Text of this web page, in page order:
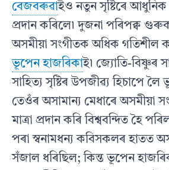
বেজবৰুৱাইও নতুন সৃষ্টিৰে আধুনিক
প্ৰদান কৰিলে৷ দুজনা পৰিপক্ব
অসমীয়া সংগীতক অধিক গতিশীল
ভূপেন হাজৰিকাই৷ জ্যোতি-বিষ্ণুৰ
সাহিত্য সৃষ্টিৰ উপজীৱ্য হিচাপে
তেওঁৰ অসামান্য মেধাৰে অসমীয়া
মাত্ৰা প্ৰদান কৰি বিশ্ববন্দিত হৈ
পৰা স্বনামধন্য কবিসকলৰ হাতত
সঁজাল ধৰিছিল; কিন্ত ভূপেন